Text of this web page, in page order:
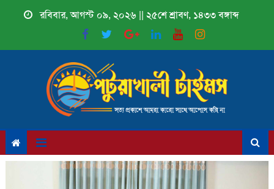
রবিবার, আগস্ট ০৯, ২০২৬ || ২৫শে শ্রাবণ, ১৪৩৩ বঙ্গাব্দ